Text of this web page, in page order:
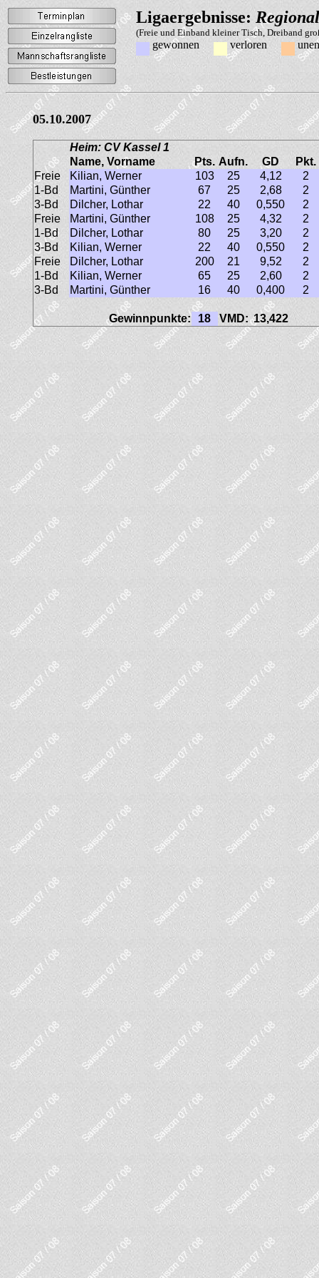
Ligaergebnisse:
(Freie und Einband kleiner Tisch, Dreiband
gewonnen verloren
05.10.2007
Heim: CV Kassel 1
Name, Vorname
Pts. Aufn. GD
Pkt.
Freie
Kilian, Werner 103 25 4,12
2
1-Bd
Martini, Günther 67 25 2,68
2
3-Bd
Dilcher, Lothar 22 40 0,550
2
Freie
Martini, Günther 108 25 4,32
2
1-Bd
Dilcher, Lothar 80 25 3,20
2
3-Bd
Kilian, Werner 22 40 0,550
2
Freie
Dilcher, Lothar 200 21 9,52
2
1-Bd
Kilian, Werner 65 25 2,60
2
3-Bd
Martini, Günther 16 40 0,400 2
Gewinnpunkte: 18 VMD: 13,422